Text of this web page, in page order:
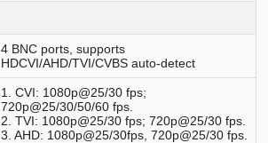
4 BNC ports, supports
HDCVI/AHD/TVI/CVBS auto-detect
1. CVI: 1080p@25/30 fps;
720p@25/30/50/60 fps.
2. TVI: 1080p@25/30 fps; 720p@25/30 fps.
3. AHD: 1080p@25/30fps, 720p@25/30 fps.